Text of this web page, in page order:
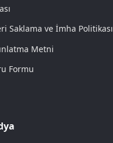
Saklama ve İmha Politikası
Metni
Formu